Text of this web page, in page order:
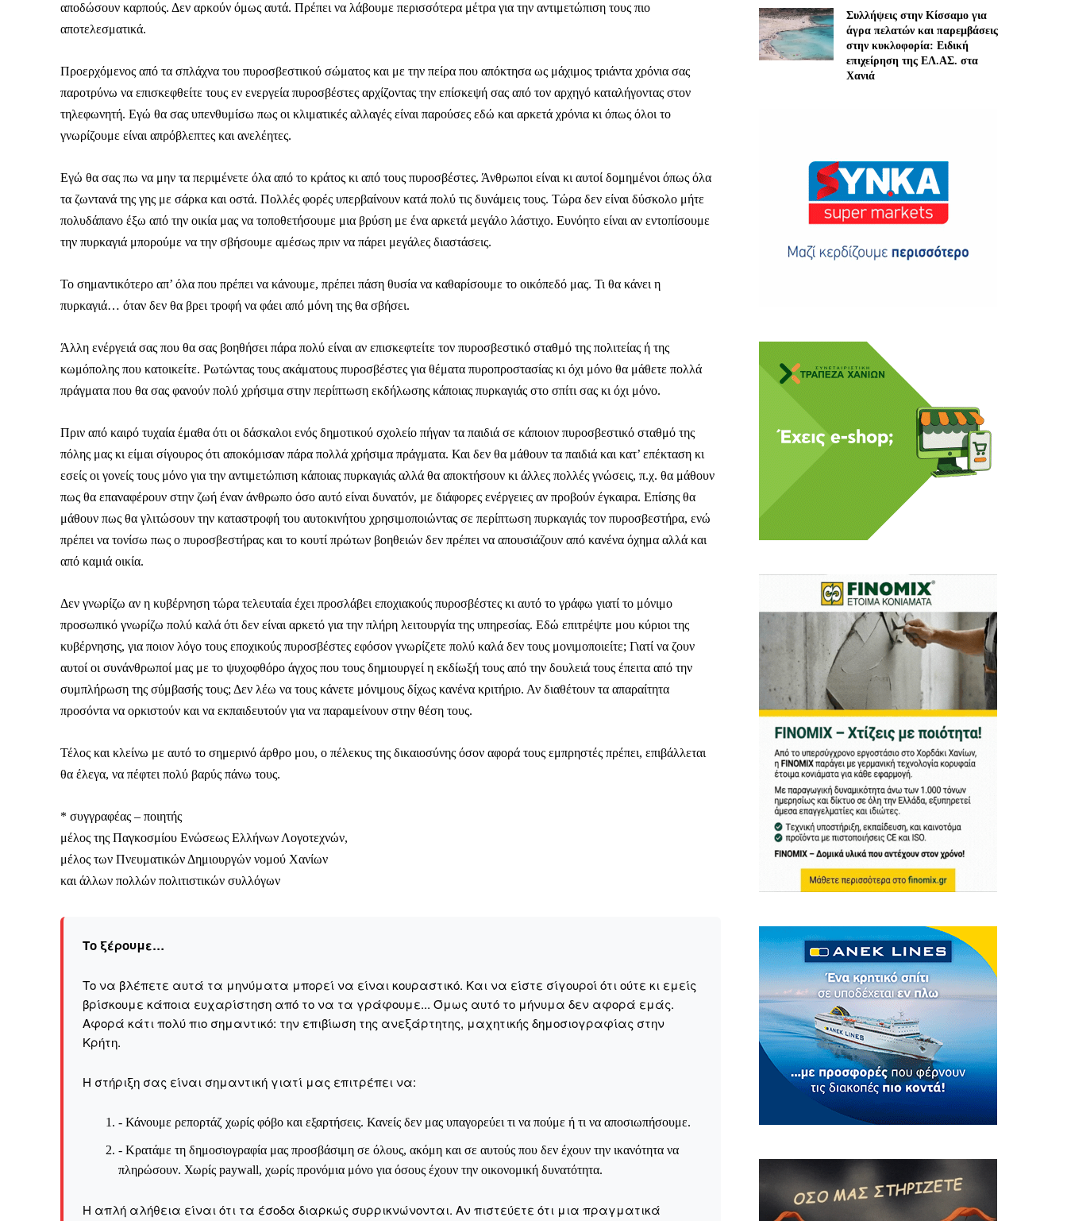
Καθημερινή Μαχητική
ΕΓΓΡΑΦΕΙΤΕ
βρίσκουμε κάποια ευχαρίστηση από το να τα γράφουμε... Όμως αυτό το μήνυμα δεν αφορά εμάς. Αφορά κάτι
πολύ πιο σημαντικό: την επιβίωση της ανεξάρτητης, μαχητικής δημοσιογραφίας στην Kρήτη.
Η στήριξη σας είναι σημαντική γιατί μας επιτρέπει να:
- Κάνουμε ρεπορτάζ χωρίς φόβο και εξαρτήσεις. Κανείς δεν μας υπαγορεύει τι να πούμε ή τι να
αποσιωπήσουμε.
- Κρατάμε τη δημοσιογραφία μας προσβάσιμη σε όλους, ακόμη και σε αυτούς που δεν έχουν την
ικανότητα να πληρώσουν. Χωρίς paywall, χωρίς προνόμια μόνο για όσους έχουν την οικονομική δυνατότητα.
Η απλή αλήθεια είναι ότι τα έσοδα διαρκώς συρρικνώνονται. Αν πιστεύετε ότι μια πραγματικά ελεύθερη
ενημέρωση είναι ζωτικής σημασίας για τη δημοκρατία και τον έλεγχο της εξουσίας, τότε δώστε μας τη δύναμη
αποδώσουν καρπούς. Δεν αρκούν όμως αυτά. Πρέπει να λάβουμε περισσότερα μέτρα για την αντιμετώπιση τους πιο
αποτελεσματικά.
Προερχόμενος από τα σπλάχνα του πυροσβεστικού σώματος και με την πείρα που απόκτησα ως μάχιμος τριάντα χρόνια σας
παροτρύνω να επισκεφθείτε τους εν ενεργεία πυροσβέστες αρχίζοντας την επίσκεψή σας από τον αρχηγό καταλήγοντας στον
τηλεφωνητή. Εγώ θα σας υπενθυμίσω πως οι κλιματικές αλλαγές είναι παρούσες εδώ και αρκετά χρόνια κι όπως όλοι το
γνωρίζουμε είναι απρόβλεπτες και ανελέητες.
Εγώ θα σας πω να μην τα περιμένετε όλα από το κράτος κι από τους πυροσβέστες. Άνθρωποι είναι κι αυτοί δομημένοι όπως όλα
τα ζωντανά της γης με σάρκα και οστά. Πολλές φορές υπερβαίνουν κατά πολύ τις δυνάμεις τους. Τώρα δεν είναι δύσκολο μήτε
πολυδάπανο έξω από την οικία μας να τοποθετήσουμε μια βρύση με ένα αρκετά μεγάλο λάστιχο. Ευνόητο είναι αν εντοπίσουμε
την πυρκαγιά μπορούμε να την σβήσουμε αμέσως πριν να πάρει μεγάλες διαστάσεις.
Το σημαντικότερο απ’ όλα που πρέπει να κάνουμε, πρέπει πάση θυσία να καθαρίσουμε το οικόπεδό μας. Τι θα κάνει η
πυρκαγιά… όταν δεν θα βρει τροφή να φάει από μόνη της θα σβήσει.
Άλλη ενέργειά σας που θα σας βοηθήσει πάρα πολύ είναι αν επισκεφτείτε τον πυροσβεστικό σταθμό της πολιτείας ή της
κωμόπολης που κατοικείτε. Ρωτώντας τους ακάματους πυροσβέστες για θέματα πυροπροστασίας κι όχι μόνο θα μάθετε πολλά
πράγματα που θα σας φανούν πολύ χρήσιμα στην περίπτωση εκδήλωσης κάποιας πυρκαγιάς στο σπίτι σας κι όχι μόνο.
Πριν από καιρό τυχαία έμαθα ότι οι δάσκαλοι ενός δημοτικού σχολείο πήγαν τα παιδιά σε κάποιον πυροσβεστικό σταθμό της
πόλης μας κι είμαι σίγουρος ότι αποκόμισαν πάρα πολλά χρήσιμα πράγματα. Και δεν θα μάθουν τα παιδιά και κατ’ επέκταση κι
εσείς οι γονείς τους μόνο για την αντιμετώπιση κάποιας πυρκαγιάς αλλά θα αποκτήσουν κι άλλες πολλές γνώσεις, π.χ. θα μάθουν
πως θα επαναφέρουν στην ζωή έναν άνθρωπο όσο αυτό είναι δυνατόν, με διάφορες ενέργειες αν προβούν έγκαιρα. Επίσης θα
μάθουν πως θα γλιτώσουν την καταστροφή του αυτοκινήτου χρησιμοποιώντας σε περίπτωση πυρκαγιάς τον πυροσβεστήρα, ενώ
πρέπει να τονίσω πως ο πυροσβεστήρας και το κουτί πρώτων βοηθειών δεν πρέπει να απουσιάζουν από κανένα όχημα αλλά και
από καμιά οικία.
Δεν γνωρίζω αν η κυβέρνηση τώρα τελευταία έχει προσλάβει εποχιακούς πυροσβέστες κι αυτό το γράφω γιατί το μόνιμο
προσωπικό γνωρίζω πολύ καλά ότι δεν είναι αρκετό για την πλήρη λειτουργία της υπηρεσίας. Εδώ επιτρέψτε μου κύριοι της
κυβέρνησης, για ποιον λόγο τους εποχικούς πυροσβέστες εφόσον γνωρίζετε πολύ καλά δεν τους μονιμοποιείτε; Γιατί να ζουν
αυτοί οι συνάνθρωποί μας με το ψυχοφθόρο άγχος που τους δημιουργεί η εκδίωξή τους από την δουλειά τους έπειτα από την
συμπλήρωση της σύμβασής τους; Δεν λέω να τους κάνετε μόνιμους δίχως κανένα κριτήριο. Αν διαθέτουν τα απαραίτητα
προσόντα να ορκιστούν και να εκπαιδευτούν για να παραμείνουν στην θέση τους.
Τέλος και κλείνω με αυτό το σημερινό άρθρο μου, ο πέλεκυς της δικαιοσύνης όσον αφορά τους εμπρηστές πρέπει, επιβάλλεται
θα έλεγα, να πέφτει πολύ βαρύς πάνω τους.
* συγγραφέας – ποιητής
μέλος της Παγκοσμίου Ενώσεως Ελλήνων Λογοτεχνών,
μέλος των Πνευματικών Δημιουργών νομού Χανίων
και άλλων πολλών πολιτιστικών συλλόγων
Το ξέρουμε…
Το να βλέπετε αυτά τα μηνύματα μπορεί να είναι κουραστικό. Και να είστε σίγουροί ότι ούτε κι εμείς
βρίσκουμε κάποια ευχαρίστηση από το να τα γράφουμε... Όμως αυτό το μήνυμα δεν αφορά εμάς.
Αφορά κάτι πολύ πιο σημαντικό: την επιβίωση της ανεξάρτητης, μαχητικής δημοσιογραφίας στην
Kρήτη.
Η στήριξη σας είναι σημαντική γιατί μας επιτρέπει να:
- Κάνουμε ρεπορτάζ χωρίς φόβο και εξαρτήσεις. Κανείς δεν μας υπαγορεύει τι να πούμε ή τι να αποσιωπήσουμε.
- Κρατάμε τη δημοσιογραφία μας προσβάσιμη σε όλους, ακόμη και σε αυτούς που δεν έχουν την ικανότητα να
πληρώσουν. Χωρίς paywall, χωρίς προνόμια μόνο για όσους έχουν την οικονομική δυνατότητα.
Η απλή αλήθεια είναι ότι τα έσοδα διαρκώς συρρικνώνονται. Αν πιστεύετε ότι μια πραγματικά
Συλλήψεις στην Κίσσαμο για
άγρα πελατών και παρεμβάσεις
στην κυκλοφορία: Ειδική
επιχείρηση της ΕΛ.ΑΣ. στα
Χανιά